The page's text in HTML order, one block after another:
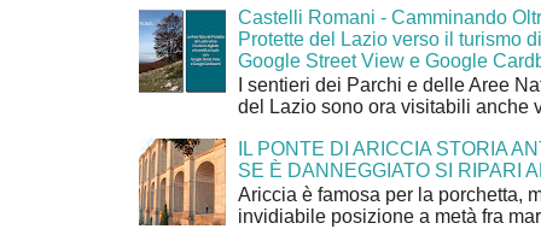
Castelli Romani - Camminando
Protette del Lazio verso il turismo
Google Street View e Google
I sentieri dei Parchi e delle Aree
del Lazio sono ora visitabili anche
IL PONTE DI ARICCIA STORIA
SE È DANNEGGIATO SI RIPARI
Ariccia è famosa per la porchetta,
invidiabile posizione a metà fra